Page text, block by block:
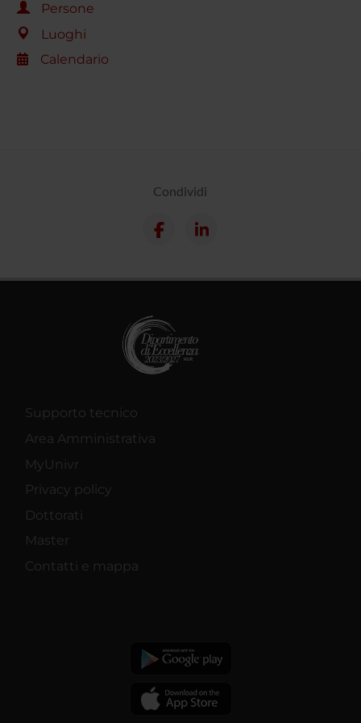
Persone
Luoghi
Calendario
Condividi
Supporto tecnico
Area Amministrativa
MyUnivr
Privacy policy
Dottorati
Master
Contatti e mappa